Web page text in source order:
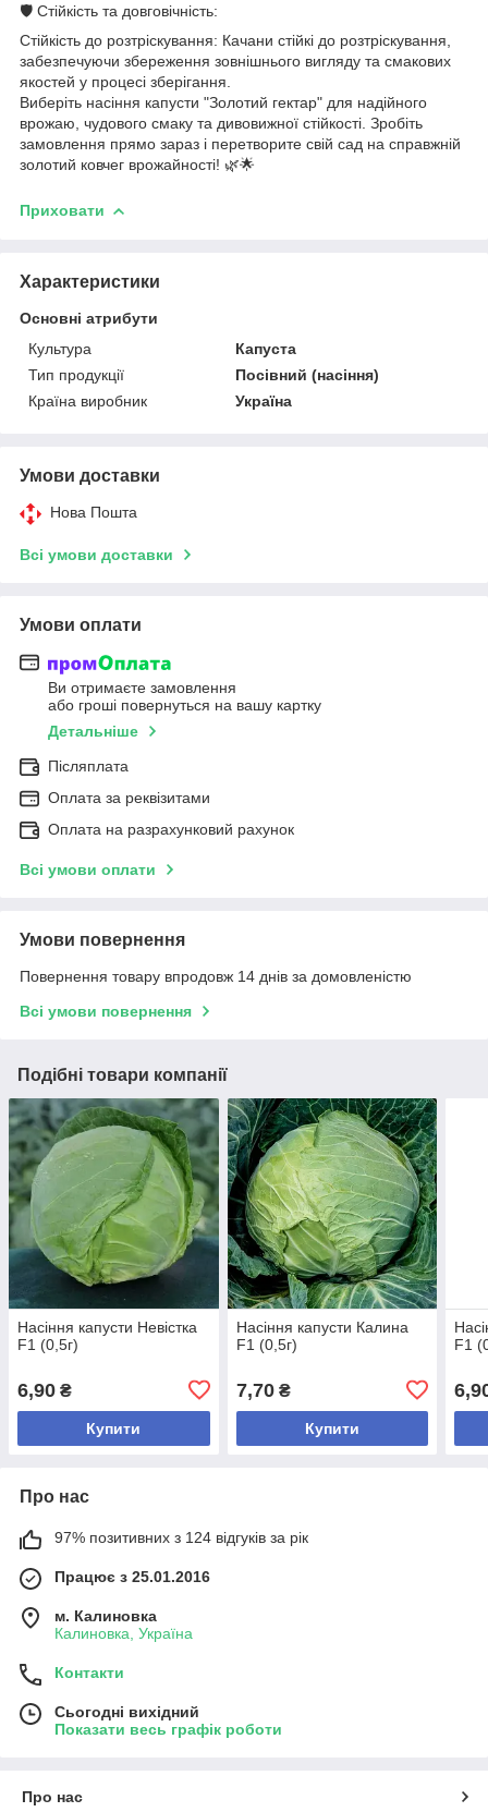
🛡️ Стійкість та довговічність:
Стійкість до розтріскування: Качани стійкі до розтріскування,
забезпечуючи збереження зовнішнього вигляду та смакових
якостей у процесі зберігання.
Виберіть насіння капусти "Золотий гектар" для надійного
врожаю, чудового смаку та дивовижної стійкості. Зробіть
замовлення прямо зараз і перетворите свій сад на справжній
золотий ковчег врожайності! 🌿🌟
Приховати
Характеристики
Основні атрибути
Культура
Капуста
Тип продукції
Посівний (насіння)
Країна виробник
Україна
Умови доставки
Нова Пошта
Всі умови доставки
Умови оплати
Ви отримаєте замовлення
або гроші повернуться на вашу картку
Детальніше
Післяплата
Оплата за реквізитами
Оплата на разрахунковий рахунок
Всі умови оплати
Умови повернення
Повернення товару впродовж 14 днів за домовленістю
Всі умови повернення
Подібні товари компанії
Насіння капусти Невістка
F1 (0,5г)
6,90 ₴
Купити
Насіння капусти Калина
F1 (0,5г)
7,70₴
Купити
F1
Про нас
97% позитивних з 124 відгуків за рік
Працює з 25.01.2016
м. Калиновка
Калиновка, Україна
Контакти
Сьогодні вихідний
Показати весь графік роботи
Про нас